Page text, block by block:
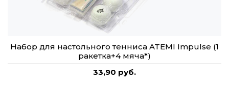
Набор для настольного тенниса ATEMI Impulse (1
ракетка+4 мяча*)
33,90 руб.